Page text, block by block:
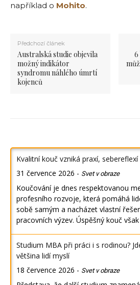
například o Mohito.
Předchozí článek
Australská studie objevila
možný indikátor
syndromu náhlého úmrtí
kojenců
6
Kvalitní kouč vzniká praxí,
31 července 2026 - Svet v obraze
Koučování je dnes respektovanou
profesního rozvoje, která pomáhá
sobě samým a nacházet vlastní
pracovních výzev. Úspěšný kouč
Studium MBA při práci i s rodinou?
většina lidí myslí
18 července 2026 - Svet v obraze